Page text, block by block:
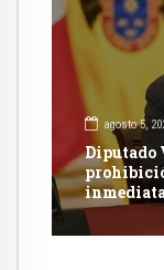
agosto 5,
Diputado